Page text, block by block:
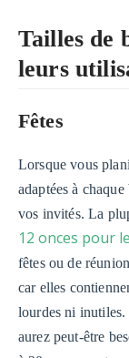
Tailles de
leurs
Fêtes
Lorsque vous
adaptées à
vos invités. La
12 onces pour
fêtes ou de
car elles
lourdes ni inutiles.
aurez peut-être